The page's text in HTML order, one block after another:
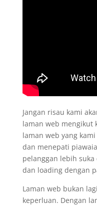
Jangan risau kami
laman web mengikut
laman web yang
dan menepati
pelanggan lebih
dan loading dengan
Laman web bukan
keperluan. Dengan